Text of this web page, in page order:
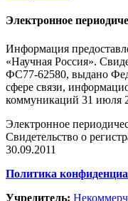
Электронное
Информация
«Научная Россия».
ФС77-62580, выдано
сфере связи,
коммуникаций 31 июля
Электронное
Свидетельство о
30.09.2011
Политика
Учредитель: